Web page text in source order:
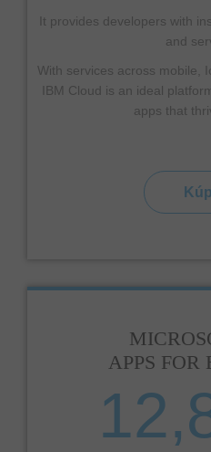
It provides developers with
and
With services across mobile,
IBM Cloud is an ideal
apps that
APPS FOR